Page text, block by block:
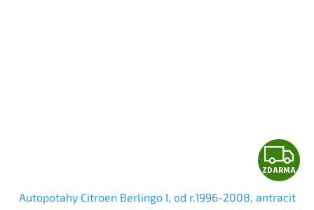
Z
D
ZDARMA
Autopotahy Citroen Berlingo I, od r.1996-2008, antracit